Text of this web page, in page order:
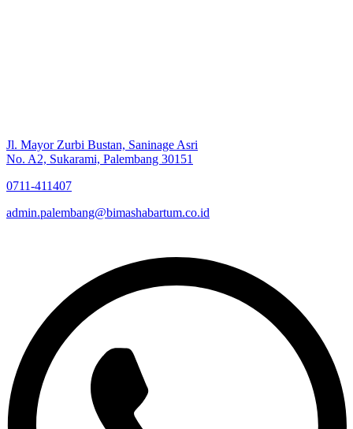
Jl. Mayor Zurbi Bustan, Saninage Asri
No. A2, Sukarami, Palembang 30151
0711-411407
admin.palembang@bimashabartum.co.id